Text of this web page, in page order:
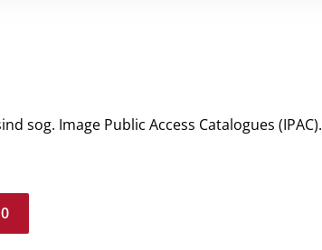
sog. Image Public Access Catalogues (IPAC).